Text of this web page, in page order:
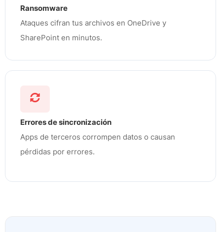
Ransomware
Ataques cifran tus archivos en OneDrive y
SharePoint en minutos.
Errores de sincronización
Apps de terceros corrompen datos o causan
pérdidas por errores.